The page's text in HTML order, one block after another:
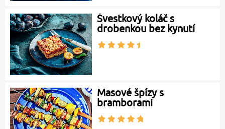
Švestkový koláč s
drobenkou bez kynutí
Masové špízy s
bramborami